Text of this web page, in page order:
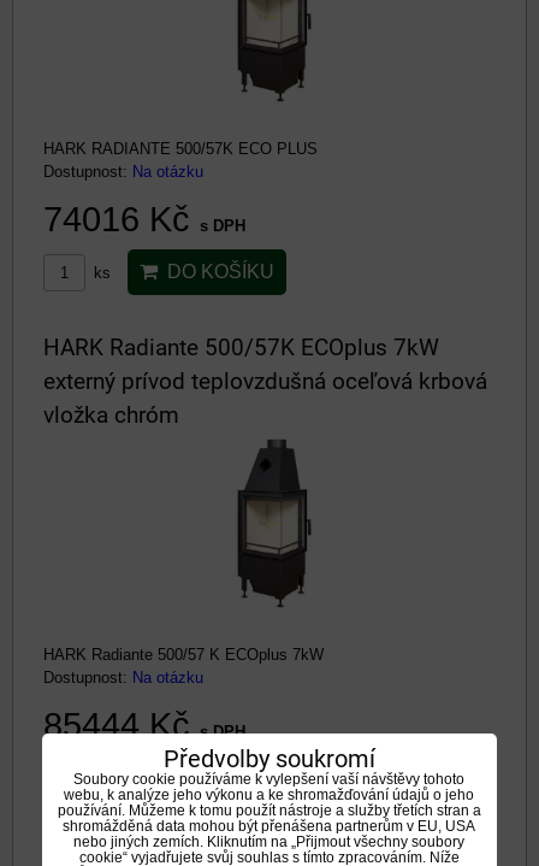
HARK RADIANTE 500/57K ECO PLUS
Dostupnost: Na otázku
74016 Kč s DPH
ks DO KOŠÍKU
HARK Radiante 500/57K ECOplus 7kW
externý prívod teplovzdušná oceľová krbová
vložka chróm
HARK Radiante 500/57 K ECOplus 7kW
Dostupnost: Na otázku
85444 Kčs DPH
ks DO KOŠÍKU
HARK Radiante 500/57K ECOplus 7kW
Předvolby soukromí
Soubory cookie používáme k vylepšení vaší návštěvy tohoto
webu, k analýze jeho výkonu a ke shromažďování údajů o jeho
používání. Můžeme k tomu použít nástroje a služby třetích stran a
shromážděná data mohou být přenášena partnerům v EU, USA
nebo jiných zemích. Kliknutím na „Přijmout všechny soubory
cookie“ vyjadřujete svůj souhlas s tímto zpracováním. Níže